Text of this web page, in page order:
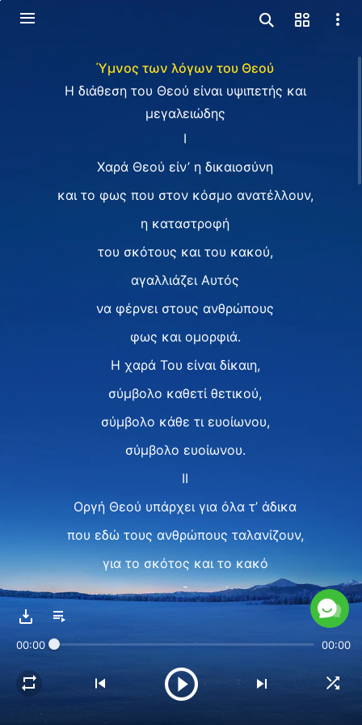
Ύμνος των λόγων του Θεού
H διάθεση του Θεού είναι υψιπετής και
μεγαλειώδης
I
Χαρά Θεού είν’ η δικαιοσύνη
και το φως που στον κόσμο ανατέλλουν,
η καταστροφή
του σκότους και του κακού,
αγαλλιάζει Αυτός
να φέρνει στους ανθρώπους
φως και ομορφιά.
Η χαρά Του είναι δίκαιη,
σύμβολο καθετί θετικού,
σύμβολο κάθε τι ευοίωνου,
σύμβολο ευοίωνου.
II
Οργή Θεού υπάρχει για όλα τ’ άδικα
που εδώ τους ανθρώπους ταλανίζουν,
για το σκότος και το κακό
που τους διακατέχει
την αλήθεια,
για όλα όσα αντιμάχονται το καλό.
Η οργή Του είναι σύμβολο
00:00 00:00